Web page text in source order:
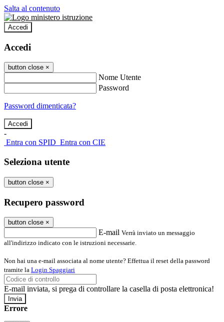
Salta al contenuto
Accedi
Accedi
button close ×
Nome Utente
Password
Password dimenticata?
-
Entra con SPID Entra con CIE
Seleziona utente
button close ×
Recupero password
button close ×
E-mail Verrà inviato un messaggio
all'indirizzo indicato con le istruzioni necessarie.
Non hai una e-mail associata al nome utente? Effettua il reset della password
tramite la Login Spaggiari
E-mail inviata, si prega di controllare la casella di posta elettronica!
Errore